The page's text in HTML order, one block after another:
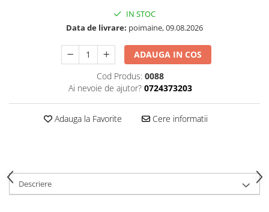
IN STOC
Data de livrare: poimaine, 09.08.2026
ADAUGA IN COS
Cod Produs: 0088
Ai nevoie de ajutor? 0724373203
Adauga la Favorite Cere informatii
Descriere